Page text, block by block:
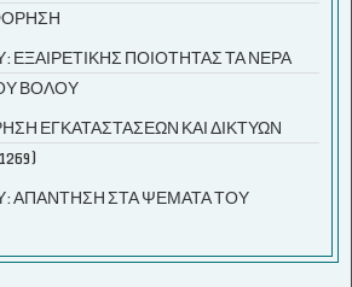
ΕΞΑΙΡΕΤΙΚΗΣ ΠΟΙΟΤΗΤΑΣ ΤΑ ΝΕΡΑ
ΒΟΛΟΥ
ΕΓΚΑΤΑΣΤΑΣΕΩΝ ΚΑΙ ΔΙΚΤΥΩΝ
ΑΠΑΝΤΗΣΗ ΣΤΑ ΨΕΜΑΤΑ ΤΟΥ